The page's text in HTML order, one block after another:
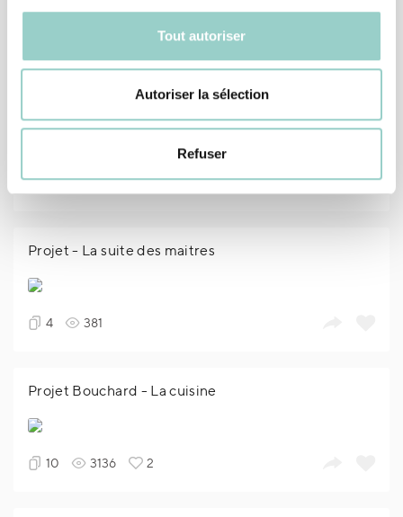
Tout autoriser
Autoriser la sélection
Refuser
3 283
Projet - La suite des maitres
4 381
Projet Bouchard - La cuisine
10 3136 2